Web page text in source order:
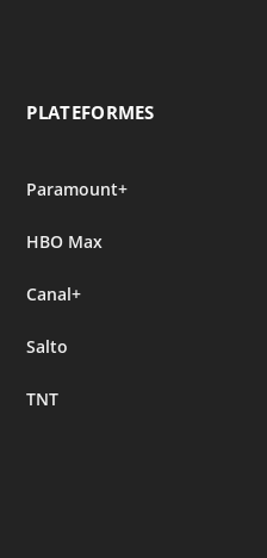
PLATEFORMES
Paramount+
HBO Max
Canal+
Salto
TNT